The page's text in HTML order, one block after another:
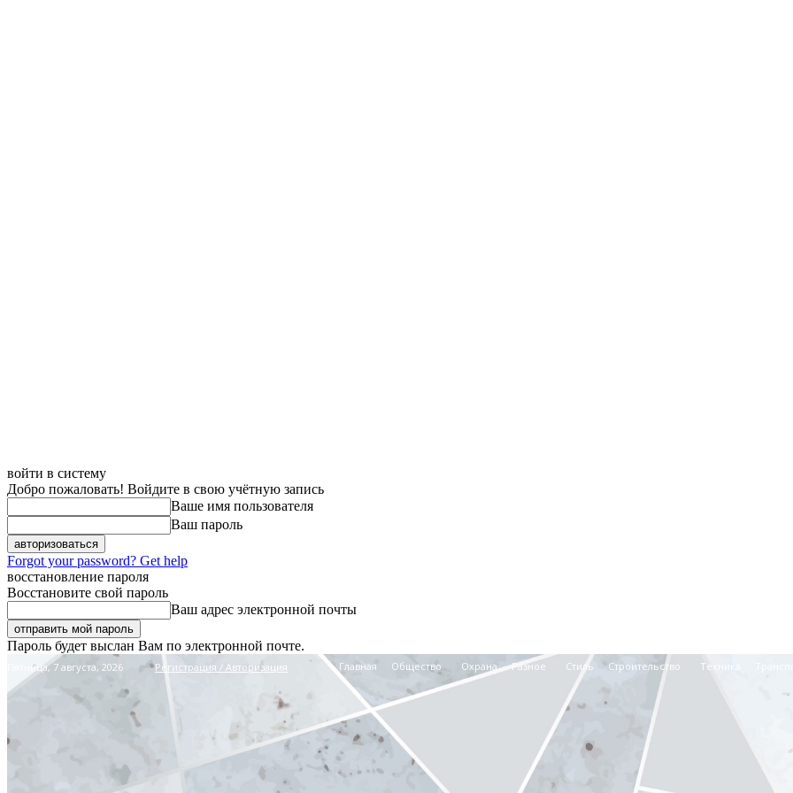
войти в систему
Добро пожаловать! Войдите в свою учётную запись
Ваше имя пользователя
Ваш пароль
Forgot your password? Get help
восстановление пароля
Восстановите свой пароль
Ваш адрес электронной почты
Пароль будет выслан Вам по электронной почте.
Пятница, 7 августа, 2026 Регистрация / Авторизация Главная Общество Охрана Разное Стиль Строительство Техника